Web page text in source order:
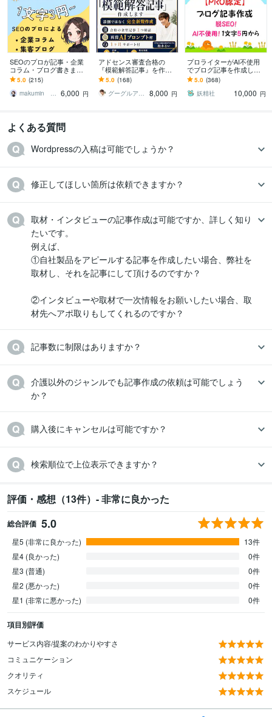
SEOのプロが記事・企業
コラム・ブログ書きます 1
文字3円〜丸投げ！構成作
成・リサーチ・執筆全てO
K♪
5.0 (215)
makumin まくみん 6,000 円
アドセンス審査合格の
『模範解答記事』を作成
します 実績1870！合格の
金型記事１つ納品＋再現
プロンプト付
5.0 (168)
グーグルアドセンス合格サポートドットコム
8,000 円
プロライターがAI不使用
でブログ記事を作成しま
す 人の手で「読みやす
い」「わかりやすい」
「伝わる」ブログ記事を
5.0 (368)
妖精社
10,000 円
よくある質問
Wordpressの入稿は可能でしょうか？
修正してほしい箇所は依頼できますか？
取材・インタビューの記事作成は可能ですか、詳しく知り
たいです。
例えば、
①自社製品をアピールする記事を作成したい場合、弊社を
取材し、それを記事にして頂けるのですか？
②インタビューや取材で一次情報をお願いしたい場合、取
材先へアポ取りもしてくれるのですか？
記事数に制限はありますか？
介護以外のジャンルでも記事作成の依頼は可能でしょう
か？
購入後にキャンセルは可能ですか？
検索順位で上位表示できますか？
評価・感想（13件）- 非常に良かった
総合評価 5.0
星5 (非常に良かった)
13件
星4 (良かった)
0件
星3 (普通)
0件
星2 (悪かった)
0件
星1 (非常に悪かった)
0件
項目別評価
サービス内容/提案のわかりやすさ
コミュニケーション
クオリティ
スケジュール